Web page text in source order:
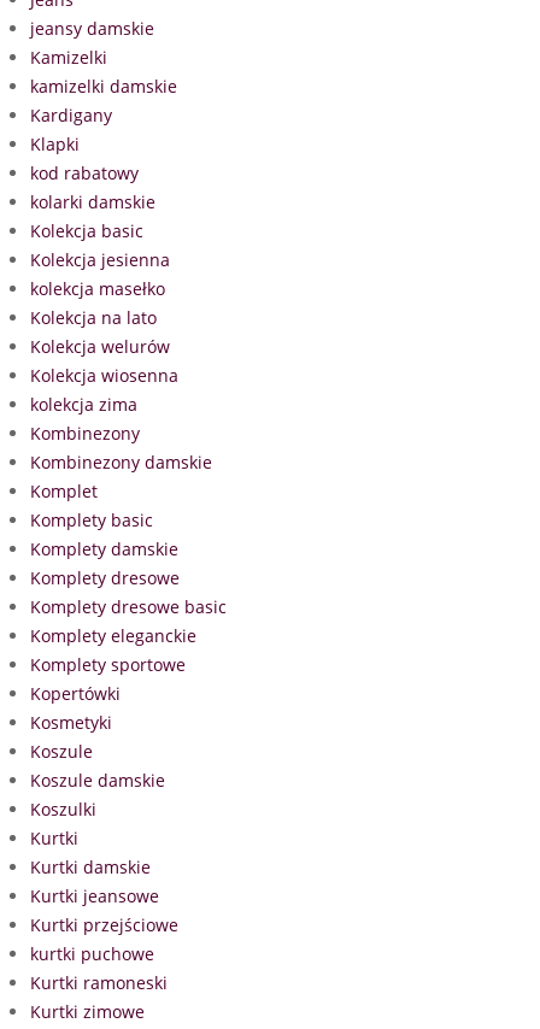
jeansy damskie
Kamizelki
kamizelki damskie
Kardigany
Klapki
kod rabatowy
kolarki damskie
Kolekcja basic
Kolekcja jesienna
kolekcja masełko
Kolekcja na lato
Kolekcja welurów
Kolekcja wiosenna
kolekcja zima
Kombinezony
Kombinezony damskie
Komplet
Komplety basic
Komplety damskie
Komplety dresowe
Komplety dresowe basic
Komplety eleganckie
Komplety sportowe
Kopertówki
Kosmetyki
Koszule
Koszule damskie
Koszulki
Kurtki
Kurtki damskie
Kurtki jeansowe
Kurtki przejściowe
kurtki puchowe
Kurtki ramoneski
Kurtki zimowe